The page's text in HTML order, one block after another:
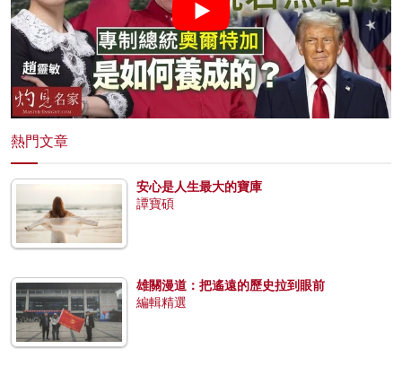
熱門文章
安心是人生最大的寶庫
譚寶碩
雄關漫道：把遙遠的歷史拉到眼前
編輯精選